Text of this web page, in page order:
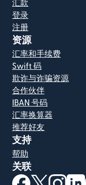
汇款
登录
注册
资源
汇率和手续费
Swift 码
欺诈与诈骗资源
合作伙伴
IBAN 号码
汇率换算器
推荐好友
支持
帮助
关联
（在新窗口中
（在新窗
（在